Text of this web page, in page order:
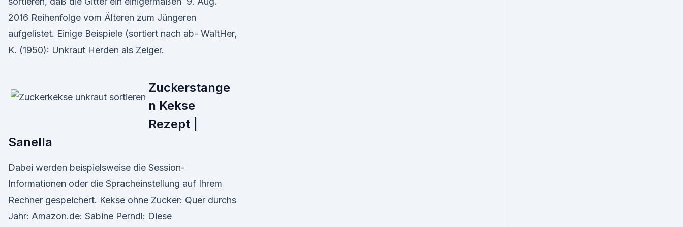
2016 Reihenfolge vom Älteren zum Jüngeren
aufgelistet. Einige Beispiele (sortiert nach ab- WaltHer,
K. (1950): Unkraut Herden als Zeiger.
Zuckerstange
n Kekse
Rezept |
Sanella
Dabei werden beispielsweise die Session-
Informationen oder die Spracheinstellung auf Ihrem
Rechner gespeichert. Kekse ohne Zucker: Quer durchs
Jahr: Amazon.de: Sabine Perndl: Diese